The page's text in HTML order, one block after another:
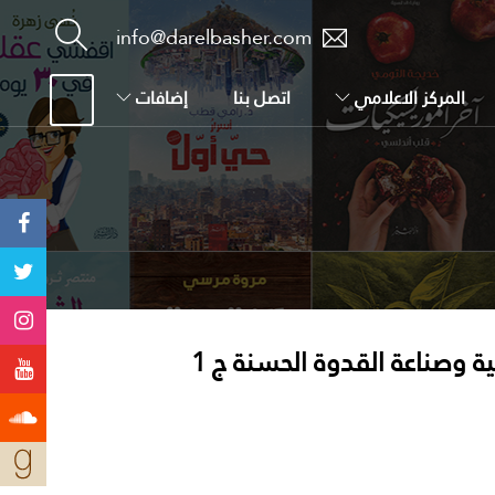
info@darelbasher.com
المركز الاعلامي اتصل بنا إضافات
وصناعة القدوة الحسنة ج 1